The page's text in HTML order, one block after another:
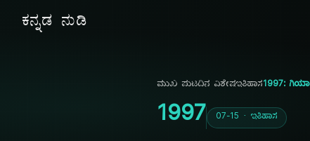
ಕನ್ನಡ ನುಡಿ
ಮುಖ ಪುಟದಿನ ವಿಶೇಷಇತಿಹಾಸ1997:
1997 07-15 · ಇತಿಹಾಸ